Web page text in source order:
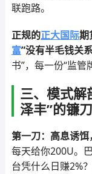
联跑路。
正规的正大国际期
富”没有半毛钱关系
书”，每一份“监管
三、模式
泽丰”的镰
第一刀：高息诱饵
每天给你200U。
台凭什么日赚2%